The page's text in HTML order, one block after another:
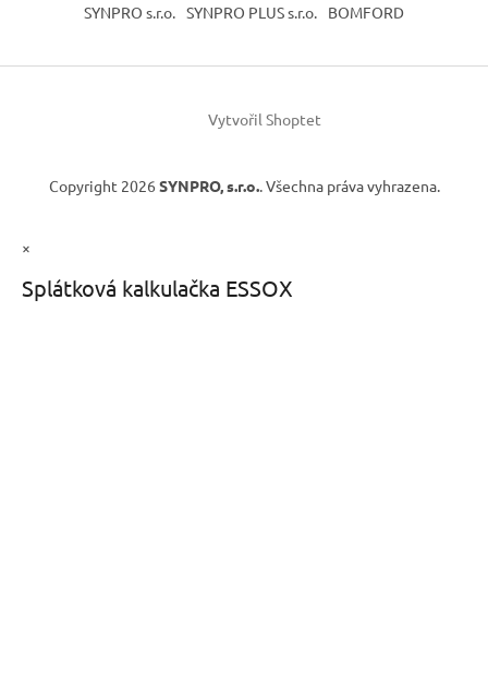
SYNPRO s.r.o. SYNPRO PLUS s.r.o. BOMFORD
Vytvořil Shoptet
Copyright 2026 SYNPRO, s.r.o.. Všechna práva vyhrazena.
×
Splátková kalkulačka ESSOX